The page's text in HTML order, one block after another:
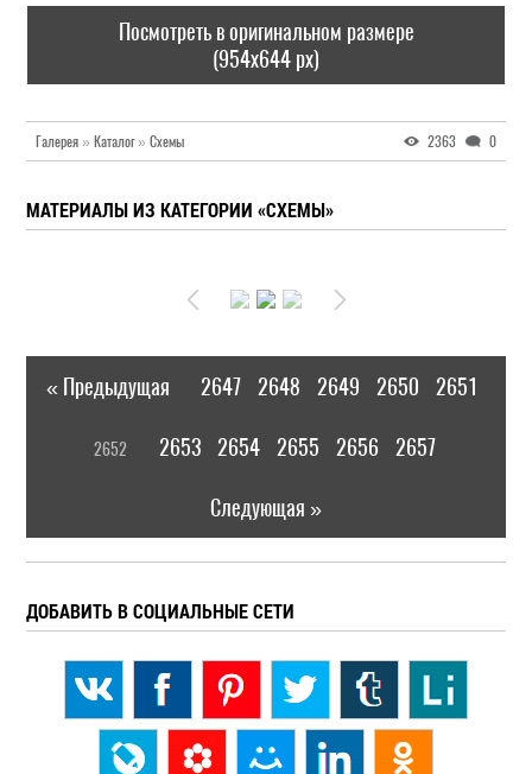
Посмотреть в оригинальном размере
(954x644 px)
Галерея » Каталог» Схемы 2363 0
МАТЕРИАЛЫ ИЗ КАТЕГОРИИ «СХЕМЫ»
« Предыдущая 2647 2648 2649 2650 2651
2652 2653 2654 2655 2656 2657
Следующая »
ДОБАВИТЬ В СОЦИАЛЬНЫЕ СЕТИ